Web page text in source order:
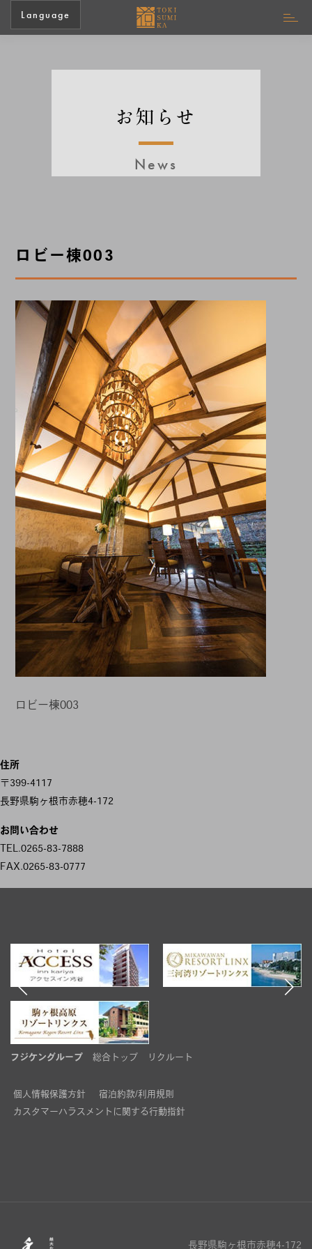
Language
お知らせ
News
ロビー棟003
稿
ナ
ビ
ゲ
ー
ン
ロビー棟003
住所
〒399-4117
長野県駒ヶ根市赤穂4-172
お問い合わせ
TEL.0265-83-7888
FAX.0265-83-0777
フジケングループ 総合トップ リクルート
個人情報保護方針
宿泊約款/利用規則
カスタマーハラスメントに関する行動指針
長野県駒ヶ根市赤穂4-172